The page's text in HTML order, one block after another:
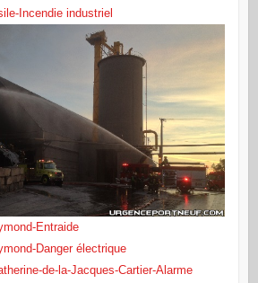
Incendie industriel
Entraide
Danger électrique
de-la-Jacques-Cartier-Alarme